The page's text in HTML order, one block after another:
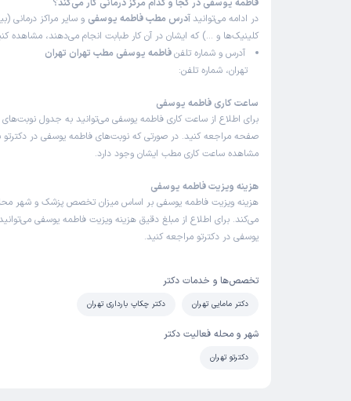
فاطمه یوسفی در کجا و کدام مرکز درمانی کار می‌کند؟
در ادامه می‌توانید آدرس مطب فاطمه یوسفی و سایر مراکز درمانی
کلینیک‌ها و …) که ایشان در آن کار طبابت انجام می‌دهند، مشاهده
آدرس و شماره تلفنفاطمه یوسفی مطب تهران تهران
تهران، شماره تلفن:
ساعت کاری فاطمه یوسفی
برای اطلاع از ساعت کاری فاطمه یوسفی می‌توانید به جدول
صفحه مراجعه کنید. در صورتی که نوبت‌های فاطمه یوسفی در دکترتو
مشاهده ساعت کاری مطب ایشان وجود دارد.
هزینه ویزیت فاطمه یوسفی
هزینه ویزیت فاطمه یوسفی بر اساس میزان تخصص پزشک و شهر
می‌کند. برای اطلاع از مبلغ دقیق هزینه ویزیت فاطمه یوسفی
یوسفی در دکترتو مراجعه کنید.
تخصص‌ها و خدمات دکتر
دکتر مامایی تهران دکتر چکاپ بارداری تهران
شهر و محله فعالیت دکتر
دکترتو تهران